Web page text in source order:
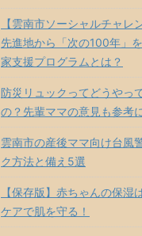
【雲南市ソーシャルチャレ
先進地から「次の100年」
家支援プログラムとは？
防災リュックってどうやっ
の？先輩ママの意見も参考
雲南市の産後ママ向け台風
ク方法と備え5選
【保存版】赤ちゃんの保湿
ケアで肌を守る！